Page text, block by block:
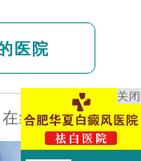
医院
在线问诊
关闭